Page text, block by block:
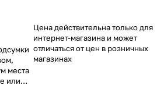
места
или
Цена действительна только для
интернет-магазина и может
отличаться от цен в розничных
магазинах